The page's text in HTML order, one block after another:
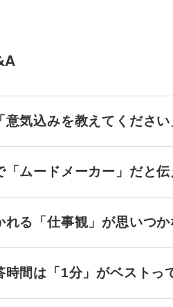
意気込みを教えてくださ
う意味ですか？
「ムードメーカー」だと
れる「仕事観」が思いつ
時間は「1分」がベストっ